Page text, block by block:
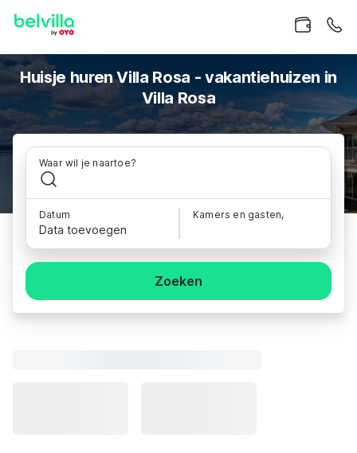
Huisje huren Villa Rosa - vakantiehuizen in
Villa Rosa
Waar wil je naartoe?
Datum
Data toevoegen
Kamers en gasten,
Zoeken